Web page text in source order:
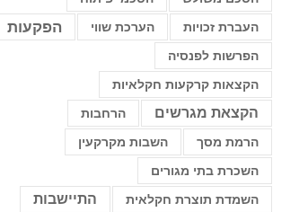
העברת זכויות
הערכת שווי הפקעות
הפרשות לפנסיה
הקצאות קרקעות חקלאיות
הקצאת מגרשים
הרחבות
הרמת מסך
השבות מקרקעין
השכרת בתי מגורים
השמדת תוצרת חקלאית
התיישבות